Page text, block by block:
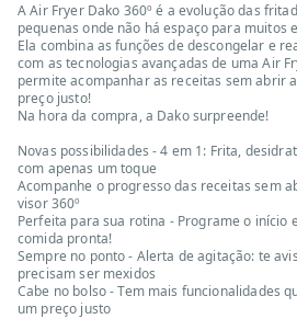
A Air Fryer Dako 360º é a evolução das
pequenas onde não há espaço para muitos
Ela combina as funções de descongelar e
com as tecnologias avançadas de uma Air
permite acompanhar as receitas sem abrir
preço justo!
Na hora da compra, a Dako surpreende!
Novas possibilidades - 4 em 1: Frita,
com apenas um toque
Acompanhe o progresso das receitas sem
visor 360º
Perfeita para sua rotina - Programe o início
comida pronta!
Sempre no ponto - Alerta de agitação: te
precisam ser mexidos
Cabe no bolso - Tem mais funcionalidades
um preço justo